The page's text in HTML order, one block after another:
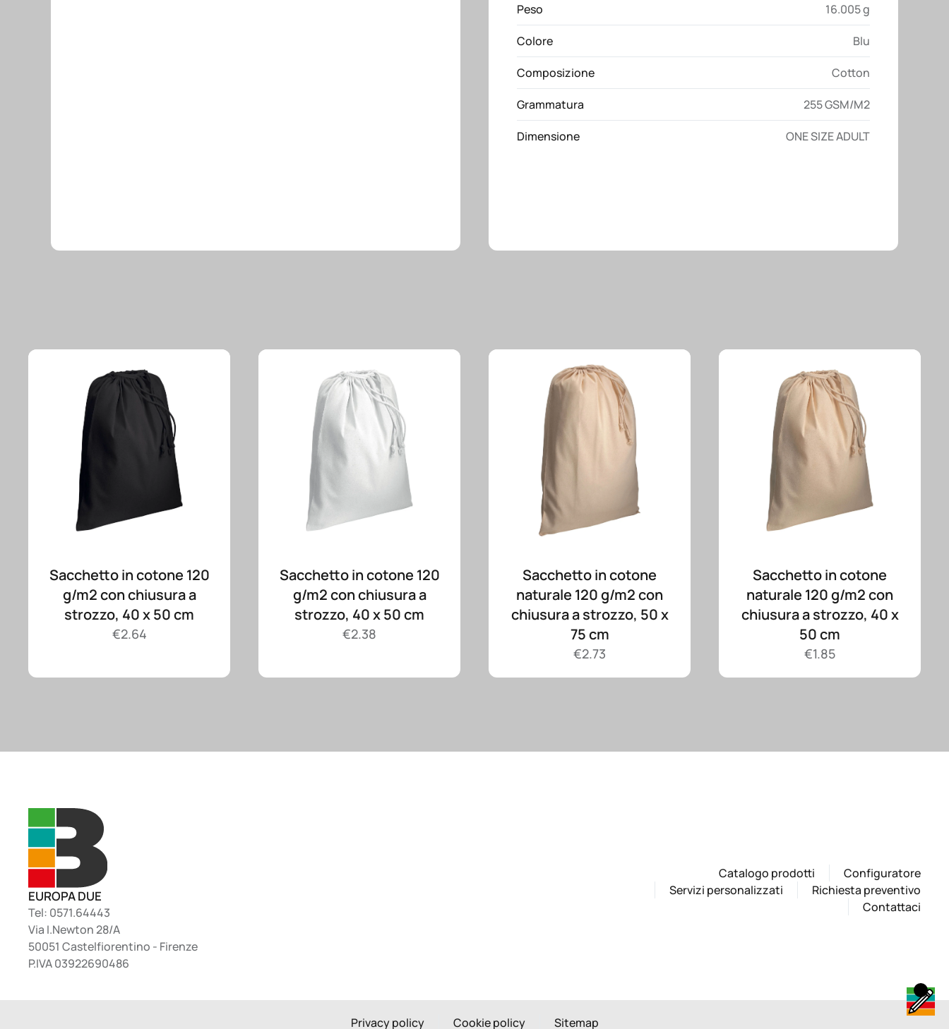
pesante,
6
pannelli
visiera
piatta
quantità
Peso 16.005 g
Colore Blu
Composizione Cotton
Grammatura 255 GSM/M2
Dimensione ONE SIZE ADULT
Sacchetto in cotone 120
g/m2 con chiusura a
strozzo, 40 x 50 cm
€2.64
Sacchetto in cotone 120
g/m2 con chiusura a
strozzo, 40 x 50 cm
€2.38
Sacchetto in cotone
naturale 120 g/m2 con
chiusura a strozzo, 50 x
75 cm
€2.73
Sacchetto in cotone
naturale 120 g/m2 con
chiusura a strozzo, 40 x
50 cm
€1.85
EUROPA DUE
Tel: 0571.64443
Via I.Newton 28/A
50051 Castelfiorentino - Firenze
P.IVA 03922690486
Catalogo prodotti
Configuratore
Servizi personalizzati
Richiesta preventivo
Contattaci
Privacy policy Cookie policy Sitemap